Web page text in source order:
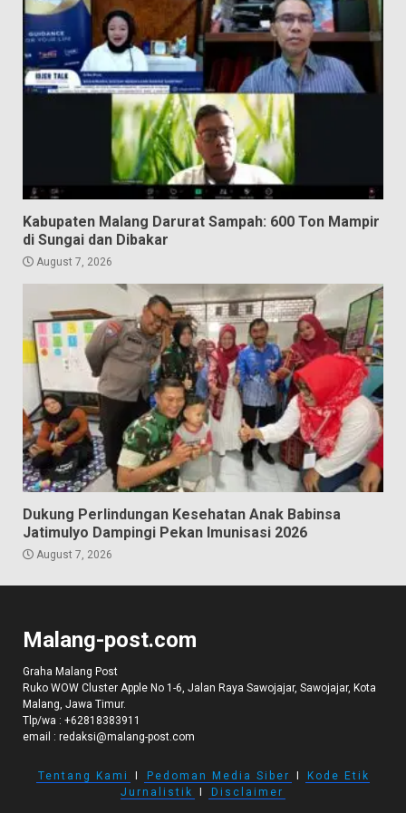
Kabupaten Malang Darurat Sampah: 600 Ton Mampir
di Sungai dan Dibakar
August 7, 2026
Dukung Perlindungan Kesehatan Anak Babinsa
Jatimulyo Dampingi Pekan Imunisasi 2026
August 7, 2026
Malang-post.com
Graha Malang Post
Ruko WOW Cluster Apple No 1-6, Jalan Raya Sawojajar, Sawojajar, Kota
Malang, Jawa Timur.
Tlp/wa : +62818383911
email : redaksi@malang-post.com
Tentang Kami Pedoman Media Siber
Kode Etik
Jurnalistik
Disclaimer